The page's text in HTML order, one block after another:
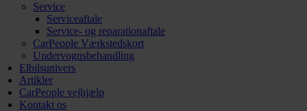
Service
Serviceaftale
Service- og reparationaftale
CarPeople Værkstedskort
Undervognsbehandling
Elbilsunivers
Artikler
CarPeople vejhjælp
Kontakt os